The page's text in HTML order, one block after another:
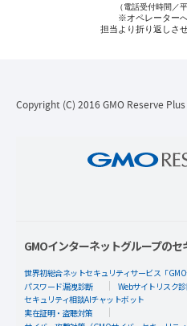
（電話受付時間／
※オペレーターへ
担当より折り返しさ
Copyright (C) 2016 GMO Reserve
GMOインターネットグループの
世界初総合ネットセキュリティサービス「GMO
パスワード漏洩診断
Webサイトリスク
セキュリティ相談AIチャットボット
実在証明・盗聴対策